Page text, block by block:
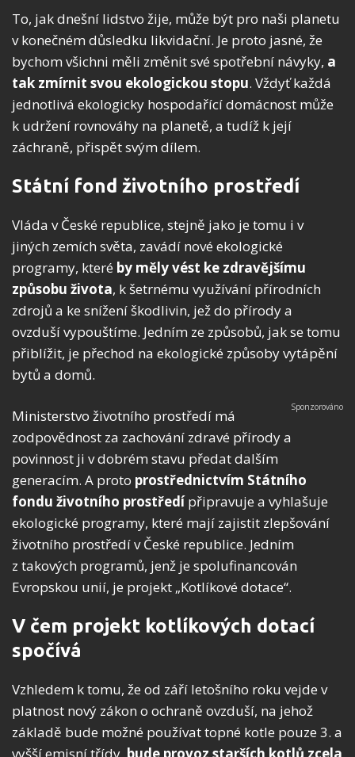
To, jak dnešní lidstvo žije, může být pro naši planetu
v konečném důsledku likvidační. Je proto jasné, že
bychom všichni měli změnit své spotřební návyky, a
tak zmírnit svou ekologickou stopu. Vždyť každá
jednotlivá ekologicky hospodařící domácnost může
k udržení rovnováhy na planetě, a tudíž k její
záchraně, přispět svým dílem.
Státní fond životního prostředí
Vláda v České republice, stejně jako je tomu i v
jiných zemích světa, zavádí nové ekologické
programy, které by měly vést ke zdravějšímu
způsobu života, k šetrnému využívání přírodních
zdrojů a ke snížení škodlivin, jež do přírody a
ovzduší vypouštíme. Jedním ze způsobů, jak se tomu
přiblížit, je přechod na ekologické způsoby vytápění
bytů a domů.
Ministerstvo životního prostředí má
zodpovědnost za zachování zdravé přírody a
povinnost ji v dobrém stavu předat dalším
generacím. A proto prostřednictvím Státního
fondu životního prostředípřipravuje a vyhlašuje
ekologické programy, které mají zajistit zlepšování
životního prostředí v České republice. Jedním
z takových programů, jenž je spolufinancován
Evropskou unií, je projekt „Kotlíkové dotace“.
V čem projekt kotlíkových dotací
spočívá
Vzhledem k tomu, že od září letošního roku vejde v
platnost nový zákon o ochraně ovzduší, na jehož
základě bude možné používat topné kotle pouze 3. a